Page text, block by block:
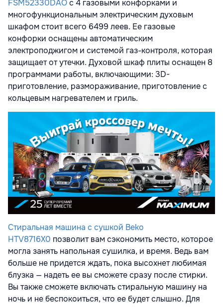
FSM52330DAOс 4 газовыми конфорками и
многофункциональным электрическим духовым
шкафом стоит всего 6499 леев. Ее газовые
конфорки оснащены автоматическим
электроподжигом и системой газ-контроля, которая
защищает от утечки. Духовой шкаф плиты оснащен 8
программами работы, включающими: 3D-
приготовление, размораживание, приготовление с
кольцевым нагревателем и гриль.
Стиральная машина с сушкой Beko
HTV8716X0 позволит вам сэкономить место, которое
могла занять напольная сушилка, и время. Ведь вам
больше не придется ждать, пока высохнет любимая
блузка — надеть ее вы сможете сразу после стирки.
Вы также сможете включать стиральную машину на
ночь и не беспокоиться, что ее будет слышно. Для